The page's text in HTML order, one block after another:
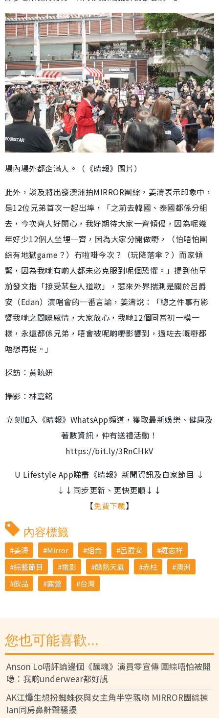
場內場外都企滿人。（《晴報》圖片）
此外，談及將出發澳洲拍MIRROR團綜，姜濤表示印象中，
是12位兄弟首次一起出埠，「之前去韓國、泰國都係分組
去，今次齊人好開心，我好期待大家一齊傾偈，因為呢幾
年好少12個人坐埋一齊，因為大家分開做嘢，（怕唔怕團
綜有地獄game？）冇啦啩今次？（玩降落傘？）而家傾
緊，因為我哋有啲人都未必克服到呢個恐懼。」提到他早
前發文指「接受某些人道歉」，惹來外界揣測是關於呂爵
安（Edan）演唱會的一番言論，姜濤說：「總之件事冇影
響我哋之間嘅感情，大家放心，我哋12個同當初一模一
樣，永遠都係兄弟，唔會被呢啲嘢影響到，過咗去嘅嘢都
唔想再提。」
採訪：黃曉妍
攝影：林嘉銘
立刻加入《晴報》WhatsApp頻道，獲取最新娛樂、健康及
著數資訊，仲有送禮活動！
https://bit.ly/3RnCHkV
U Lifestyle App睇盡《晴報》新聞資訊及自家節目 ↓
↓↓同步更新、更快更順↓↓
【免費下載】
內容標籤
姜濤 Mirror 組合 呂爵安
羅志祥
綜藝節目
電影 酷熱天氣 赤柱
澳洲
飲品
露營 台灣
您也可能喜歡...
Anson Lo唔評論邊個《釀魂》演員零宣傳 團綜唔怕被開
喼：我啲underwear都好靚
AK江𤒹生想扮蜘蛛俠與女主角半空親吻 MIRROR團綜揀
Ian同房鼻鼾聲騷擾